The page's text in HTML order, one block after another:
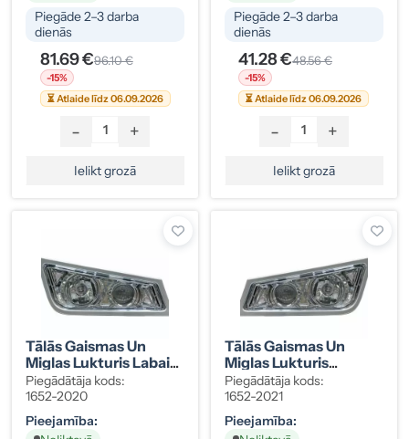
Piegāde 2–3 darba
dienās
81.69 €96.10 €
-15%
⏳ Atlaide līdz 06.09.2026
- +
Ielikt grozā
Piegāde 2–3 darba
dienās
41.28 €48.56 €
-15%
⏳ Atlaide līdz 06.09.2026
- +
Ielikt grozā
Tālās Gaismas Un
Miglas Lukturis Labais
Volvo FH, No 2008.g.
21297917
Piegādātāja kods:
1652-2020
Pieejamība:
Tālās Gaismas Un
Miglas Lukturis
Kreisais Volvo FH, No
2008.g. 21297918
Piegādātāja kods:
1652-2021
Pieejamība: